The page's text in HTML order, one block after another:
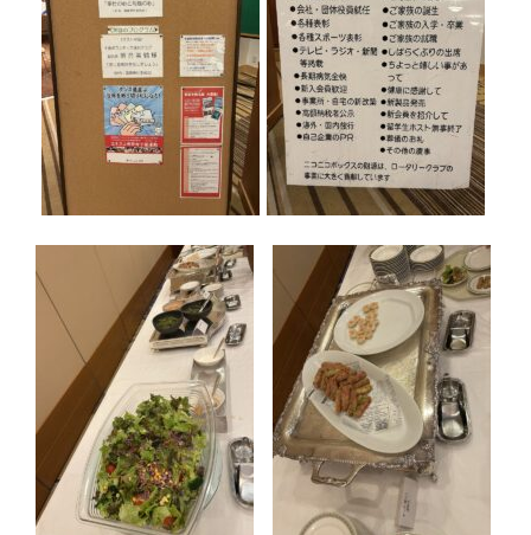
情報公開
入会のご案内